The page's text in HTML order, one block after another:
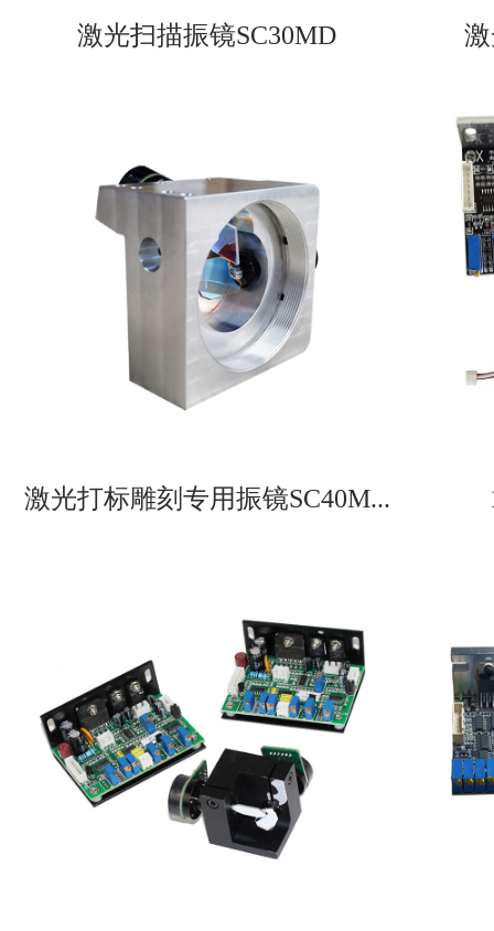
激光扫描振镜SC30MD
激光打标雕刻专用振镜SC40M...